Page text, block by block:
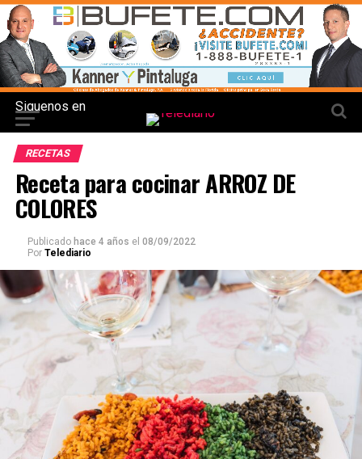
Siguenos en
RECETAS
Receta para cocinar ARROZ DE
COLORES
Publicado hace 4 años el 08/09/2022
Por Telediario